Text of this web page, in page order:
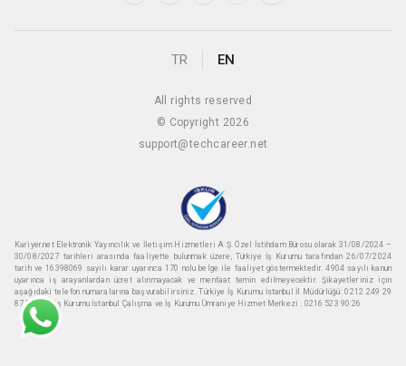
TR EN
All rights reserved
© Copyright 2026
support@techcareer.net
Kariyer.net Elektronik Yayıncılık ve İletişim Hizmetleri A.Ş. Özel İstihdam Bürosu olarak 31/08/2024 –
30/08/2027 tarihleri arasında faaliyette bulunmak üzere, Türkiye İş Kurumu tarafından 26/07/2024
tarih ve 16398069 sayılı karar uyarınca 170 nolu belge ile faaliyet göstermektedir. 4904 sayılı kanun
uyarınca iş arayanlardan ücret alınmayacak ve menfaat temin edilmeyecektir. Şikayetleriniz için
aşağıdaki telefon numaralarına başvurabilirsiniz. Türkiye İş Kurumu İstanbul İl Müdürlüğü: 0212 249 29
87 Türkiye iş Kurumu İstanbul Çalışma ve İş Kurumu Ümraniye Hizmet Merkezi : 0216 523 90 26